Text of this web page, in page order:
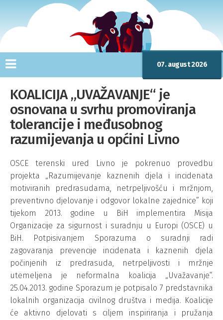
07. august 2026
KOALICIJA „UVAŽAVANJE“ je
osnovana u svrhu promoviranja
tolerancije i međusobnog
razumijevanja u općini Livno
OSCE terenski ured Livno je pokrenuo provedbu
projekta „Razumijevanje kaznenih djela i incidenata
motiviranih predrasudama, netrpeljivošću i mržnjom,
preventivno djelovanje i odgovor lokalne zajednice” koji
tijekom 2013. godine u BiH implementira Misija
Organizacije za sigurnost i suradnju u Europi (OSCE) u
BiH. Potpisivanjem Sporazuma o suradnji radi
zagovaranja prevencije incidenata i kaznenih djela
počinjenih iz predrasuda, netrpeljivosti i mržnje
utemeljena je neformalna koalicija „Uvažavanje“.
25.04.2013. godine Sporazum je potpisalo 7 predstavnika
lokalnih organizacija civilnog društva i medija. Koalicije
će aktivno djelovati s ciljem inspiriranja i pružanja